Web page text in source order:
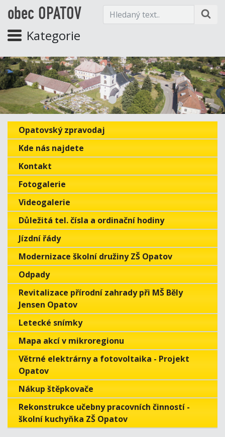
obec OPATOV
Kategorie
Opatovský zpravodaj
Kde nás najdete
Kontakt
Fotogalerie
Videogalerie
Důležitá tel. čísla a ordinační hodiny
Jízdní řády
Modernizace školní družiny ZŠ Opatov
Odpady
Revitalizace přírodní zahrady při MŠ Běly
Jensen Opatov
Letecké snímky
Mapa akcí v mikroregionu
Větrné elektrárny a fotovoltaika - Projekt
Opatov
Nákup štěpkovače
Rekonstrukce učebny pracovních činností -
školní kuchyňka ZŠ Opatov